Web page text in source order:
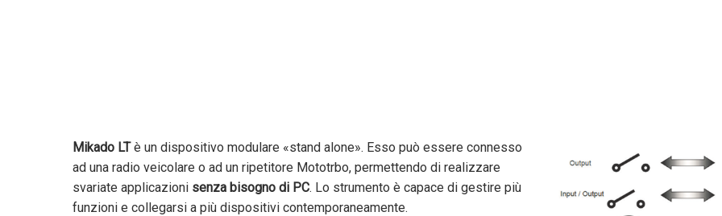
Mikado LTè un dispositivo modulare «stand alone». Esso può essere connesso
ad una radio veicolare o ad un ripetitore Mototrbo, permettendo di realizzare
svariate applicazioni senza bisogno di PC. Lo strumento è capace di gestire più
funzioni e collegarsi a più dispositivi contemporaneamente.